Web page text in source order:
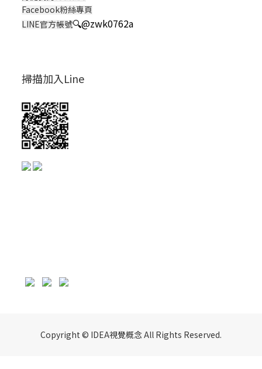
Facebook粉絲專頁
LINE官方帳號🔍@zwk0762a
掃描加入Line
Copyright © IDEA視覺概念 All Rights Reserved.